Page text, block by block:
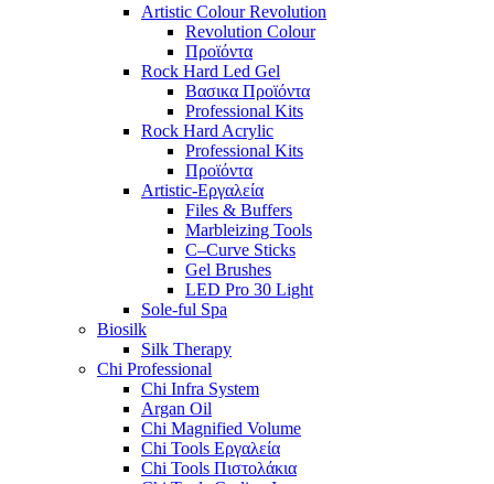
Artistic Colour Revolution
Revolution Colour
Προϊόντα
Rock Hard Led Gel
Βασικα Προϊόντα
Professional Kits
Rock Hard Acrylic
Professional Kits
Προϊόντα
Artistic-Εργαλεία
Files & Buffers
Marbleizing Tools
C–Curve Sticks
Gel Brushes
LED Pro 30 Light
Sole-ful Spa
Biosilk
Silk Therapy
Chi Professional
Chi Infra System
Argan Oil
Chi Magnified Volume
Chi Tools Εργαλεία
Chi Tools Πιστολάκια